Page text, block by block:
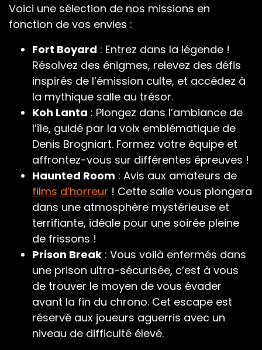
Voici une sélection de nos missions en
fonction de vos envies :
Fort Boyard : Entrez dans la légende !
Résolvez des énigmes, relevez des défis
inspirés de l’émission culte, et accédez à
la mythique salle au trésor.
Koh Lanta : Plongez dans l’ambiance de
l’île, guidé par la voix emblématique de
Denis Brogniart. Formez votre équipe et
affrontez-vous sur différentes épreuves !
Haunted Room : Avis aux amateurs de
films d’horreur ! Cette salle vous plongera
dans une atmosphère mystérieuse et
terrifiante, idéale pour une soirée pleine
de frissons !
Prison Break : Vous voilà enfermés dans
une prison ultra-sécurisée, c’est à vous
de trouver le moyen de vous évader
avant la fin du chrono. Cet escape est
réservé aux joueurs aguerris avec un
niveau de difficulté élevé.